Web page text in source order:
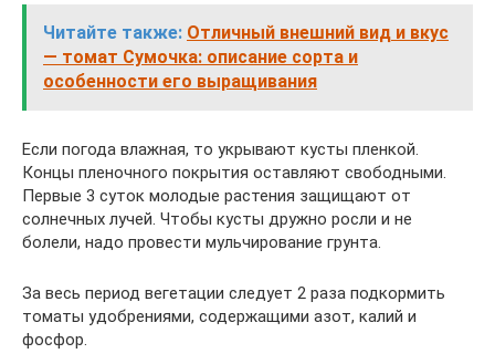
Читайте также: Отличный внешний вид и вкус
— томат Сумочка: описание сорта и
особенности его выращивания
Если погода влажная, то укрывают кусты пленкой.
Концы пленочного покрытия оставляют свободными.
Первые 3 суток молодые растения защищают от
солнечных лучей. Чтобы кусты дружно росли и не
болели, надо провести мульчирование грунта.
За весь период вегетации следует 2 раза подкормить
томаты удобрениями, содержащими азот, калий и
фосфор.